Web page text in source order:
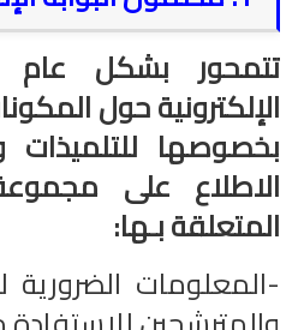
تتمحور بشكل عام
الإلكترونية حول
بخصوصها للتلميذات
الاطلاع على
المتعلقة بـها:
-المعلومات الضرورية